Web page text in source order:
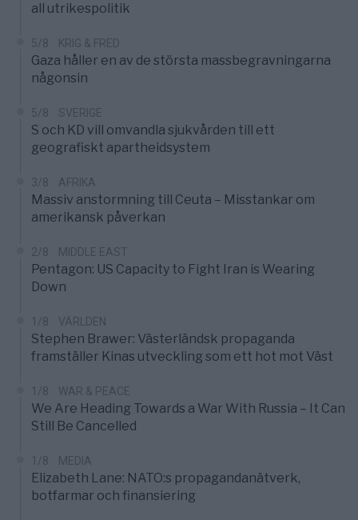
all utrikespolitik
5/8 KRIG & FRED
Gaza håller en av de största massbegravningarna
någonsin
5/8 SVERIGE
S och KD vill omvandla sjukvården till ett
geografiskt apartheidsystem
3/8 AFRIKA
Massiv anstormning till Ceuta – Misstankar om
amerikansk påverkan
2/8 MIDDLE EAST
Pentagon: US Capacity to Fight Iran is Wearing
Down
1/8 VÄRLDEN
Stephen Brawer: Västerländsk propaganda
framställer Kinas utveckling som ett hot mot Väst
1/8 WAR & PEACE
We Are Heading Towards a War With Russia – It Can
Still Be Cancelled
1/8 MEDIA
Elizabeth Lane: NATO:s propagandanätverk,
botfarmar och finansiering